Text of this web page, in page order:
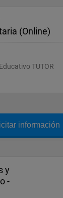
(Online)
TUTOR
información
y
-